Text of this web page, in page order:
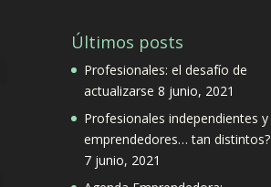
Últimos posts
Profesionales: el desafío de
actualizarse 8 junio, 2021
Profesionales independientes y
emprendedores… tan distintos?
7 junio, 2021